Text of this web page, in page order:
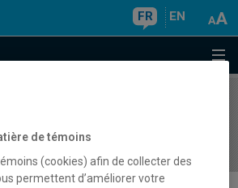
FR EN
I
de témoins
(cookies) afin de collecter des
permettent d’améliorer votre